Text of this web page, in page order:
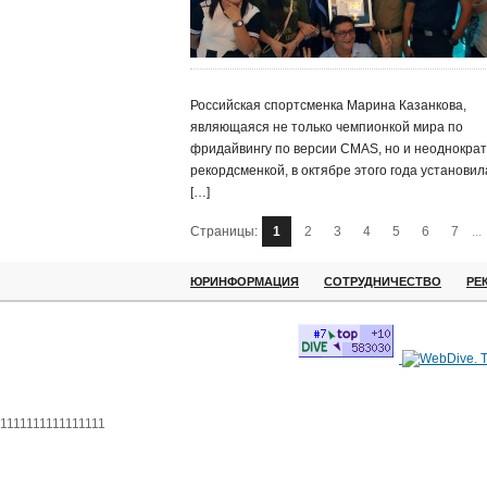
Российская спортсменка Марина Казанкова,
являющаяся не только чемпионкой мира по
фридайвингу по версии CMAS, но и
рекордсменкой, в октябре этого года
[…]
Страницы: 1 2 3 4 5 6 7 ...
ЮРИНФОРМАЦИЯ СОТРУДНИЧЕСТВО
1111111111111111